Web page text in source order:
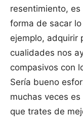
resentimiento,
forma de sacar
ejemplo, adquirir
cualidades nos
compasivos con
Sería bueno
muchas veces
que trates de